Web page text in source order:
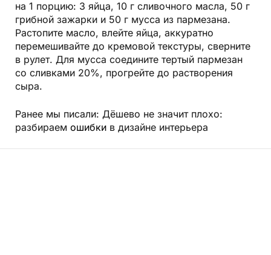
на 1 порцию: 3 яйца, 10 г сливочного масла, 50 г
грибной зажарки и 50 г мусса из пармезана.
Растопите масло, влейте яйца, аккуратно
перемешивайте до кремовой текстуры, сверните
в рулет. Для мусса соедините тертый пармезан
со сливками 20%, прогрейте до растворения
сыра.
Ранее мы писали: Дёшево не значит плохо:
разбираем ошибки в дизайне интерьера